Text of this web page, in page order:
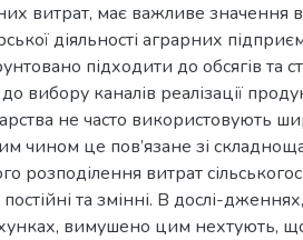
витрат, має важливе значення
діяльності аграрних
підходити до обсягів та
вибору каналів реалізації
не часто використовують
чином це пов’язане зі
розподілення витрат
та змінні. В дослі-
вимушено цим нехтують,